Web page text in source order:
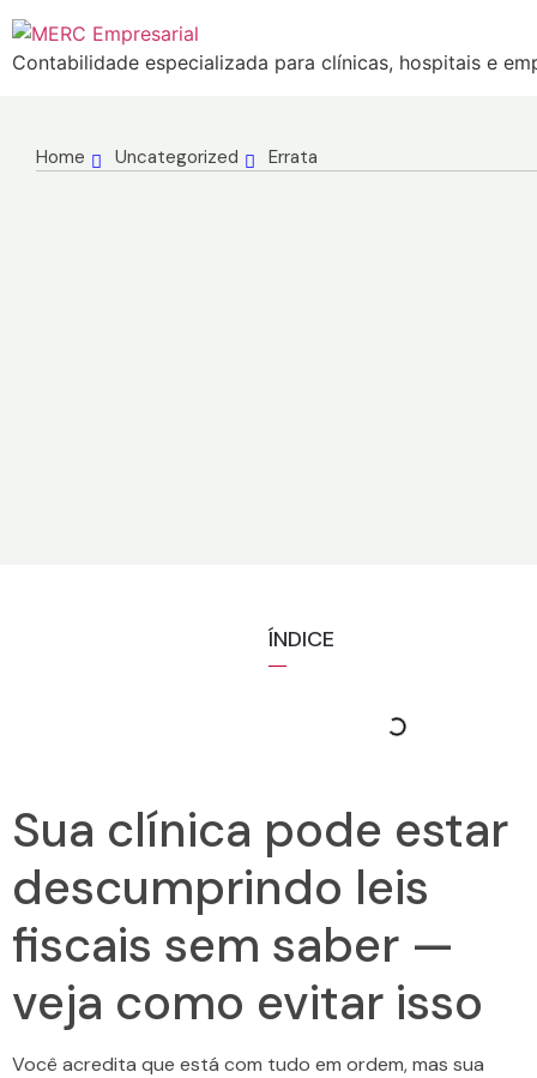
Contabilidade especializada para clínicas, hospitais e
Home Uncategorized Errata
ÍNDICE
Sua clínica pode estar
descumprindo leis
fiscais sem saber —
veja como evitar isso
Você acredita que está com tudo em ordem, mas sua